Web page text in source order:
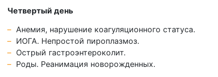
Четвертый день
Анемия, нарушение коагуляционного статуса.
ИОГА. Непростой пироплазмоз.
Острый гастроэнтероколит.
Роды. Реанимация новорожденных.